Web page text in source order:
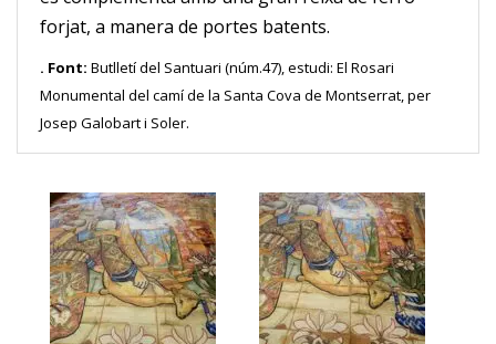
forjat, a manera de portes batents.
. Font: Butlletí del Santuari (núm.47), estudi: El Rosari
Monumental del camí de la Santa Cova de Montserrat, per
Josep Galobart i Soler.